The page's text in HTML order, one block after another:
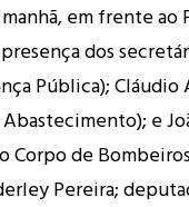
em frente ao
dos
Pública); Cláudio
e
Corpo de
Pereira;